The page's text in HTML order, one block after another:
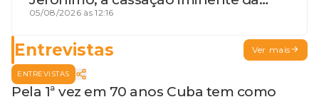
desembargadora e a vaga do Quinto
05/08/2026 às 12:16
Entrevistas Ver mais
ENTREVISTAS
Pela 1ª vez em 70 anos Cuba tem como